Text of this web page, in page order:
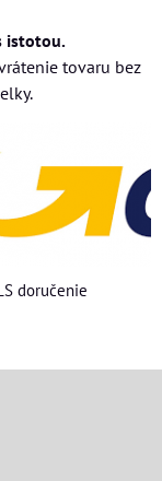
istotou.
tovaru bez
doručenie